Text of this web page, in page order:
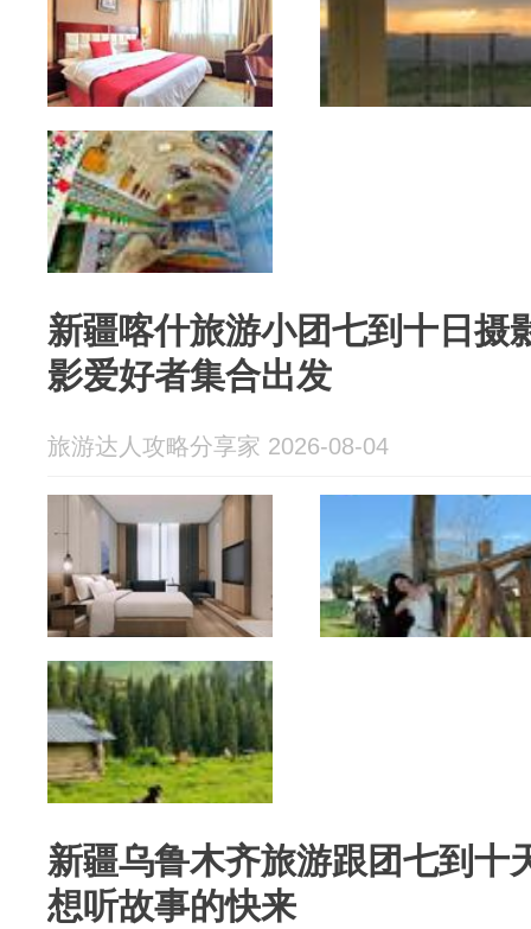
新疆喀什旅游小团七到十日摄
影爱好者集合出发
旅游达人攻略分享家 2026-08-04
新疆乌鲁木齐旅游跟团七到十
想听故事的快来